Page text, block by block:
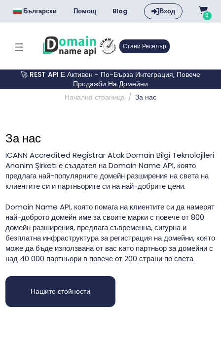
Български Помощ Blog Вход 0
Стани Реселър
🚀 REST API Е Активен - По-Бърза Интеграция, Повече
Продажби На Домейни
Начална страница
За нас
За нас
ICANN Accredited Registrar Atak Domain Bilgi Teknolojileri
Anonim Şirketi е създател на Domain Name API, която
предлага най-популярните домейн разширения на света на
клиентите си и партньорите си на най-добрите цени.
Domain Name API, която помага на клиентите си да намерят
най-доброто домейн име за своите марки с повече от 800
домейн разширения, предлага съвременна, сигурна и
безплатна инфраструктура за регистрация на домейни, която
може да бъде използвана от вас като партньор за домейни с
над 40 000 партньори в повече от 200 страни по света.
Нашите стойности